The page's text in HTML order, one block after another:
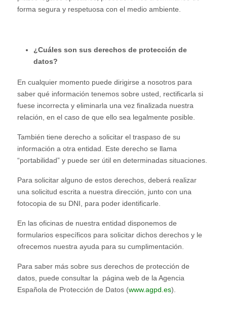
forma segura y respetuosa con el medio ambiente.
¿Cuáles son sus derechos de protección de
datos?
En cualquier momento puede dirigirse a nosotros para
saber qué información tenemos sobre usted, rectificarla si
fuese incorrecta y eliminarla una vez finalizada nuestra
relación, en el caso de que ello sea legalmente posible.
También tiene derecho a solicitar el traspaso de su
información a otra entidad. Este derecho se llama
“portabilidad” y puede ser útil en determinadas situaciones.
Para solicitar alguno de estos derechos, deberá realizar
una solicitud escrita a nuestra dirección, junto con una
fotocopia de su DNI, para poder identificarle.
En las oficinas de nuestra entidad disponemos de
formularios específicos para solicitar dichos derechos y le
ofrecemos nuestra ayuda para su cumplimentación.
Para saber más sobre sus derechos de protección de
datos, puede consultar la página web de la Agencia
Española de Protección de Datos (www.agpd.es).